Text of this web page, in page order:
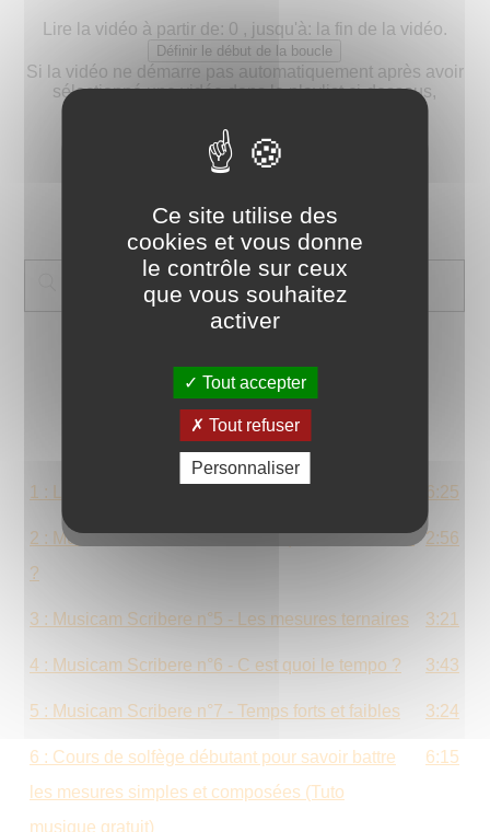
Ce site utilise des
cookies et vous donne
le contrôle sur ceux
que vous souhaitez
activer
Tout accepter
Tout refuser
Personnaliser